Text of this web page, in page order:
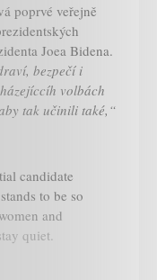
poprvé veřejně
Joea Bidena.
bezpečí i
volbách
tak učinili také,“
candidate
to be so
and
quiet.